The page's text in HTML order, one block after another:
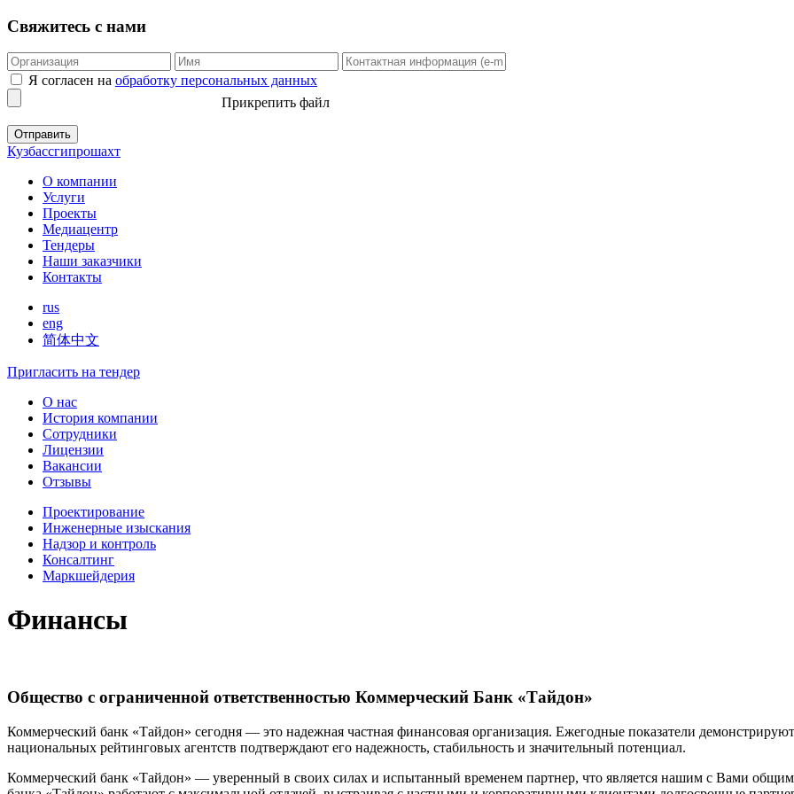
Свяжитесь с нами
Я согласен на обработку персональных данных
Прикрепить файл
Кузбассгипрошахт
О компании
Услуги
Проекты
Медиацентр
Тендеры
Наши заказчики
Контакты
rus
eng
简体中文
Пригласить на тендер
О нас
История компании
Сотрудники
Лицензии
Вакансии
Отзывы
Проектирование
Инженерные изыскания
Надзор и контроль
Консалтинг
Маркшейдерия
Финансы
Общество с ограниченной ответственностью Коммерческий Банк «Тайдон»
Коммерческий банк «Тайдон» сегодня — это надежная частная финансовая организация. Ежегодные показатели
национальных рейтинговых агентств подтверждают его надежность, стабильность и значительный потенциал.
Коммерческий банк «Тайдон» — уверенный в своих силах и испытанный временем партнер, что является нашим с Вами